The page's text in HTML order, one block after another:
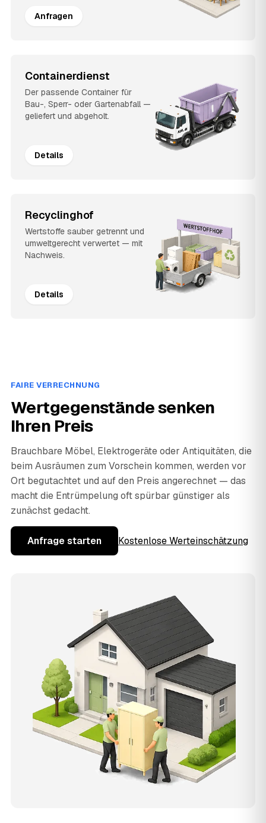
Anfragen
Containerdienst
Der passende Container für
Bau-, Sperr- oder Gartenabfall —
geliefert und abgeholt.
Details
Recyclinghof
Wertstoffe sauber getrennt und
umweltgerecht verwertet — mit
Nachweis.
Details
FAIRE VERRECHNUNG
Wertgegenstände senken
Ihren Preis
Brauchbare Möbel, Elektrogeräte oder Antiquitäten, die
beim Ausräumen zum Vorschein kommen, werden vor
Ort begutachtet und auf den Preis angerechnet — das
macht die Entrümpelung oft spürbar günstiger als
zunächst gedacht.
Anfrage starten Kostenlose Werteinschätzung